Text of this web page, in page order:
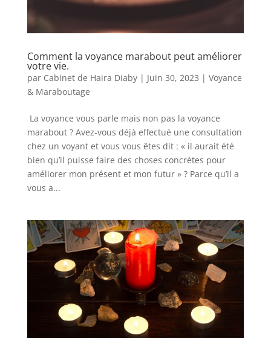
Comment la voyance marabout peut améliorer
votre vie.
par Cabinet de Haira Diaby| Juin 30, 2023 | Voyance
& Maraboutage
La voyance vous parle mais non pas la voyance
marabout ? Avez-vous déjà effectué une consultation
chez un voyant et vous vous êtes dit : « il aurait été
bien qu’il puisse faire des choses concrètes pour
améliorer mon présent et mon futur » ? Parce qu’il a
vous a...